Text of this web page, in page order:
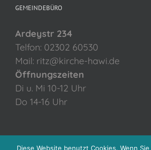
GEMEINDEBÜRO
Ardeystr 234
Telfon: 02302 60530
Mail: ritz@kirche-hawi.de
Öffnungszeiten
Di u. Mi 10-12 Uhr
Do 14-16 Uhr
Diese Website benutzt Cookies. Wenn